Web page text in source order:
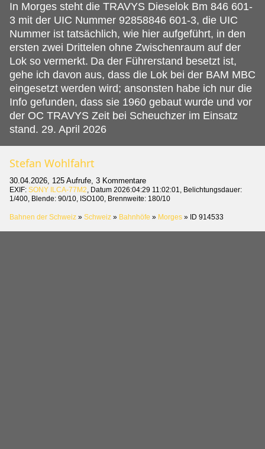
In Morges steht die TRAVYS Dieselok Bm 846 601-
3 mit der UIC Nummer 92858846 601-3, die UIC
Nummer ist tatsächlich, wie hier aufgeführt, in den
ersten zwei Drittelen ohne Zwischenraum auf der
Lok so vermerkt. Da der Führerstand besetzt ist,
gehe ich davon aus, dass die Lok bei der BAM MBC
eingesetzt werden wird; ansonsten habe ich nur die
Info gefunden, dass sie 1960 gebaut wurde und vor
der OC TRAVYS Zeit bei Scheuchzer im Einsatz
stand. 29. April 2026
Stefan Wohlfahrt
30.04.2026, 125 Aufrufe, 3 Kommentare
EXIF: SONY ILCA-77M2, Datum 2026:04:29 11:02:01, Belichtungsdauer:
1/400, Blende: 90/10, ISO100, Brennweite: 180/10
Bahnen der Schweiz » Schweiz » Bahnhöfe » Morges » ID 914533